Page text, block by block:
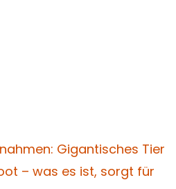
Gigantisches Tier
– was es ist, sorgt für